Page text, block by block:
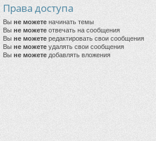
Права доступа
Вы не можете начинать темы
Вы не можете отвечать на сообщения
Вы не можете редактировать свои сообщения
Вы не можете удалять свои сообщения
Вы не можете добавлять вложения